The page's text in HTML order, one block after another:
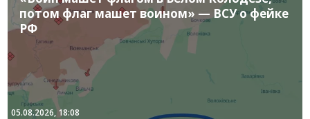
потом флаг машет воином» — ВСУ о фейке
РФ
05.08.2026, 18:08